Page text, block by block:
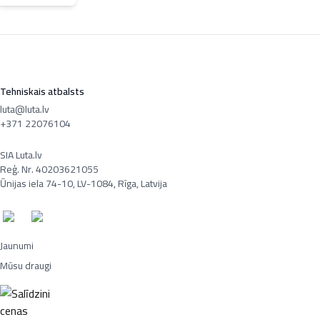
Tehniskais atbalsts
luta@luta.lv
+371 22076104
SIA Luta.lv
Reģ. Nr. 40203621055
Ūnijas iela 74-10, LV-1084, Rīga, Latvija
Jaunumi
Mūsu draugi